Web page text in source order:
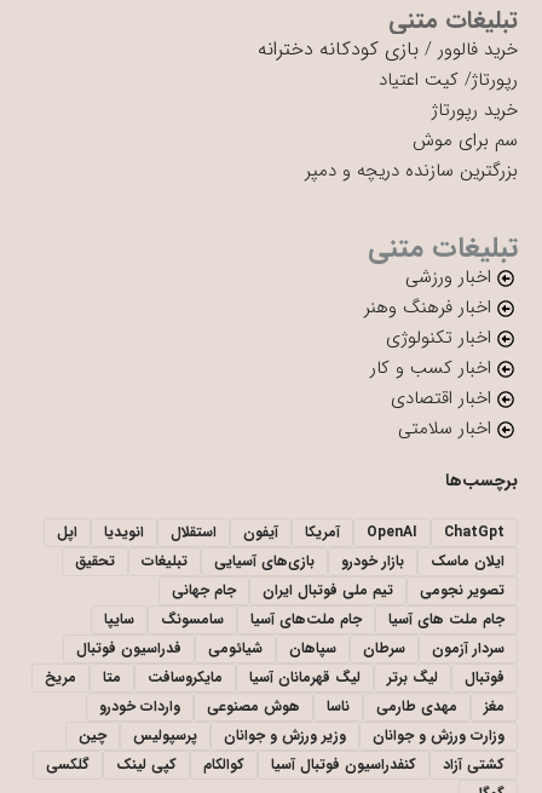
تبلیغات متنی
خرید فالوور / بازی کودکانه دخترانه
رپورتاژ/ کیت اعتیاد
خرید رپورتاژ
سم برای موش
بزرگترین سازنده دریچه و دمپر
تبلیغات متنی
اخبار ورزشی
اخبار فرهنگ وهنر
اخبار تکنولوژی
اخبار کسب و کار
اخبار اقتصادی
اخبار سلامتی
برچسب‌ها
ChatGpt
OpenAI آمریکا آیفون استقلال انویدیا
اپل
ایلان ماسک
بازار خودرو بازی‌های آسیایی تبلیغات
تحقیق
تصویر نجومی
تیم ملی فوتبال ایران
جام جهانی
جام ملت های آسیا
جام ملت‌های آسیا سامسونگ
سایپا
سردار آزمون
سرطان سپاهان شیائومی
فدراسیون فوتبال
فوتبال
لیگ برتر لیگ قهرمانان آسیا مایکروسافت متا
مریخ
مغز
مهدی طارمی ناسا هوش مصنوعی
واردات خودرو
وزارت ورزش و جوانان
وزیر ورزش و جوانان پرسپولیس
چین
کشتی آزاد
کنفدراسیون فوتبال آسیا کوالکام کپی لینک
گلکسی